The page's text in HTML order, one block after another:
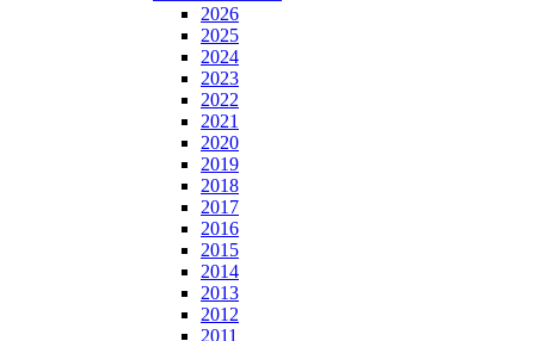
2026
2025
2024
2023
2022
2021
2020
2019
2018
2017
2016
2015
2014
2013
2012
2011